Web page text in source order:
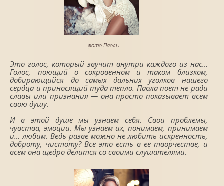
фото Паолы
Это голос, который звучит внутри каждого из нас…
Голос, поющий о сокровенном и таком близком,
добирающийся до самых дальних уголков нашего
сердца и приносящий туда тепло. Паола поёт не ради
славы или признания — она просто показывает всем
свою душу.
И в этой душе мы узнаём себя. Свои проблемы,
чувства, эмоции. Мы узнаём их, понимаем, принимаем
и… любим. Ведь разве можно не любить искренность,
доброту, чистоту? Всё это есть в её творчестве, и
всем она щедро делится со своими слушателями.